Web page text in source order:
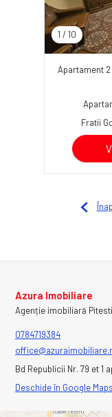
1 / 10
Apartament
Fratii
Azura Imobiliare
Agenție imobiliară Pitesti
0784719384
Bd Republicii Nr. 79 et 1
Deschide în Google Maps